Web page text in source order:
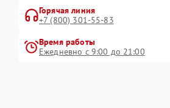
Горячая линия
+7 (800) 301-55-83
Время работы
Ежедневно с 9:00 до 21:00